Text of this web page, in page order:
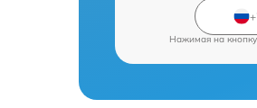
Нажимая на